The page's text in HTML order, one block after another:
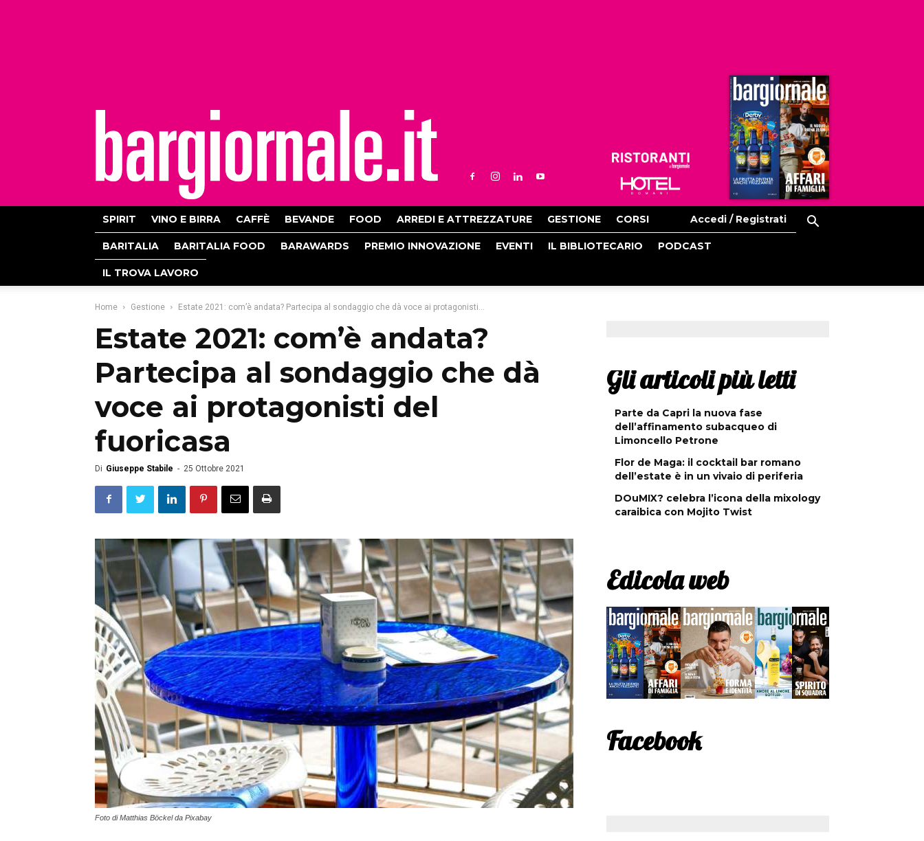
Ristoranti
Hoteldomani
SPIRIT VINO E BIRRA CAFFÈ BEVANDE FOOD ARREDI E ATTREZZATURE GESTIONE CORSI Accedi / Registrati
BARITALIA BARITALIA FOOD BARAWARDS PREMIO INNOVAZIONE EVENTI IL BIBLIOTECARIO PODCAST
IL TROVA LAVORO
Home Gestione Estate 2021: com’è andata? Partecipa al sondaggio che dà voce ai protagonisti...
Estate 2021: com’è andata?
Partecipa al sondaggio che dà
voce ai protagonisti del
fuoricasa
Di Giuseppe Stabile - 25 Ottobre 2021
Foto di Matthias Böckel da Pixabay
Gli articoli più letti
Parte da Capri la nuova fase
dell’affinamento subacqueo di
Limoncello Petrone
Flor de Maga: il cocktail bar romano
dell’estate è in un vivaio di periferia
DOuMIX? celebra l’icona della mixology
caraibica con Mojito Twist
Edicola web
Facebook